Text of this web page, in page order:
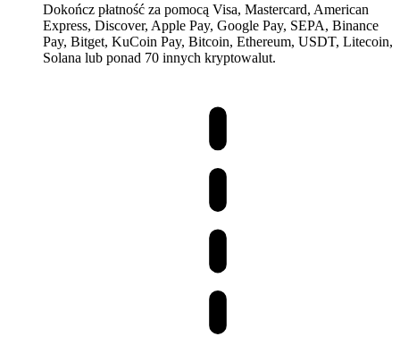
Dokończ płatność za pomocą Visa, Mastercard, American
Express, Discover, Apple Pay, Google Pay, SEPA, Binance
Pay, Bitget, KuCoin Pay, Bitcoin, Ethereum, USDT, Litecoin,
Solana lub ponad 70 innych kryptowalut.